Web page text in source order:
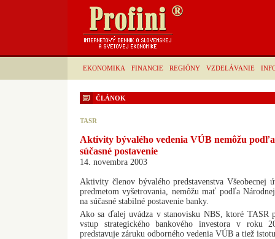
EKONOMIKA FINANCIE REGIÓNY VZDELÁVANIE
ČLÁNOK
TASR
Aktivity bývalého vedenia VÚB nemôžu
súčasné postavenie
14. novembra 2003
Aktivity členov bývalého predstavenstva Všeobecnej
predmetom vyšetrovania, nemôžu mať podľa
na súčasné stabilné postavenie banky.
Ako sa ďalej uvádza v stanovisku NBS, ktoré TASR
vstup strategického bankového investora v roku
predstavuje záruku odborného vedenia VÚB a tiež